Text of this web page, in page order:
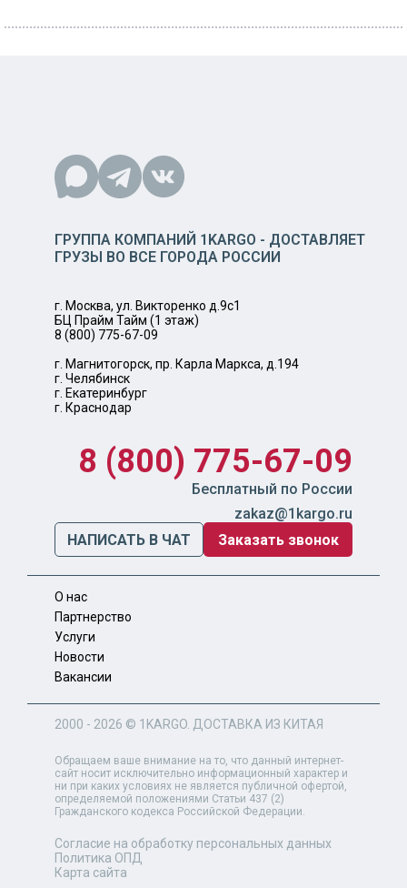
ГРУППА КОМПАНИЙ 1KARGO - ДОСТАВЛЯЕТ
ГРУЗЫ ВО ВСЕ ГОРОДА РОССИИ
г. Москва, ул. Викторенко д.9с1
БЦ Прайм Тайм (1 этаж)
8 (800) 775-67-09
г. Магнитогорск, пр. Карла Маркса, д.194
г. Челябинск
г. Екатеринбург
г. Краснодар
8 (800) 775-67-09
Бесплатный по России
zakaz@1kargo.ru
НАПИСАТЬ В ЧАТ
Заказать звонок
О нас
Партнерство
Услуги
Новости
Вакансии
2000 - 2026 © 1KARGO . ДОСТАВКА ИЗ КИТАЯ
Обращаем ваше внимание на то, что данный интернет-
сайт носит исключительно информационный характер и
ни при каких условиях не является публичной офертой,
определяемой положениями Статьи 437 (2)
Гражданского кодекса Российской Федерации.
Согласие на обработку персональных данных
Политика ОПД
Карта сайта